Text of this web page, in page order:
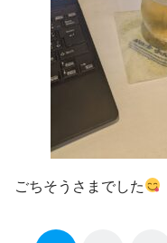
ごちそうさまでした